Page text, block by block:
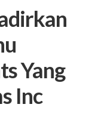
Yang
Inc